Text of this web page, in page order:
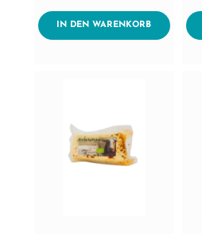
IN DEN WARENKORBADDTOCART